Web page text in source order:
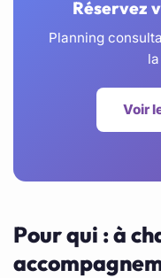
Réservez
Planning
Voir
Pour qui : à